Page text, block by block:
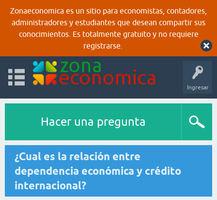
Zonaeconomica es un sitio para economistas, contadores,
administradores y estudiantes que desean compartir sus
conocimientos. Es totalmente gratuito y no requiere
registrarse.
Ingresar
Hacer una pregunta
¿Cual es la relación entre
dependencia económica y crédito
internacional?